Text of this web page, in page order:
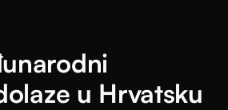
u Hrvatsku